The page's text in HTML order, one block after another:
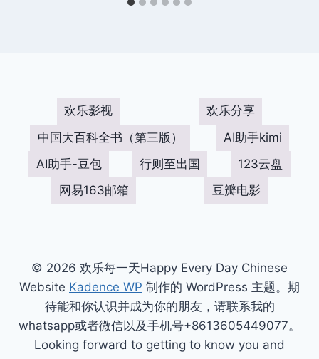
欢乐影视
欢乐分享
中国大百科全书（第三版）
AI助手kimi
AI助手-豆包
行则至出国
123云盘
网易163邮箱
豆瓣电影
© 2026 欢乐每一天Happy Every Day Chinese
Website Kadence WP 制作的 WordPress 主题。期
待能和你认识并成为你的朋友，请联系我的
whatsapp或者微信以及手机号+8613605449077。
Looking forward to getting to know you and